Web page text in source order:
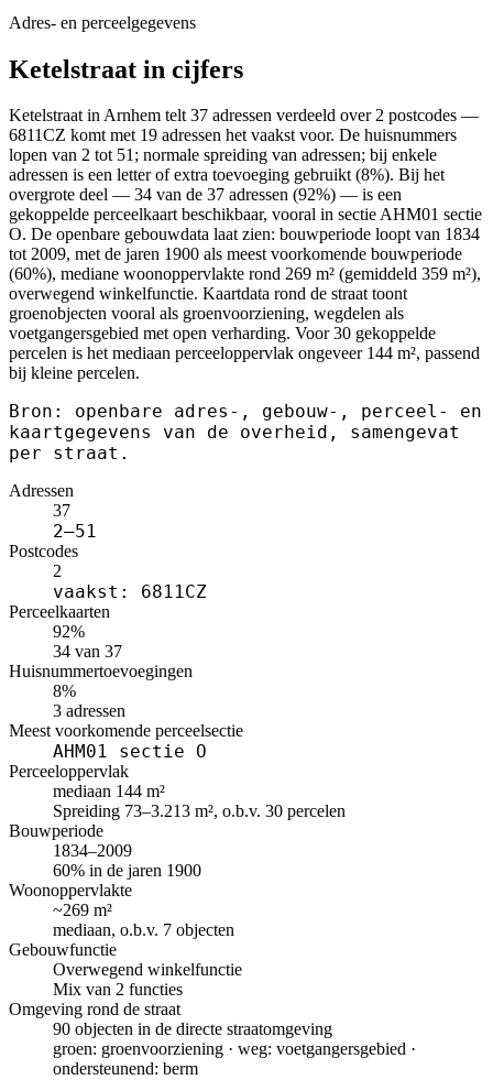
Adres- en perceelgegevens
Ketelstraat in cijfers
Ketelstraat in Arnhem telt 37 adressen verdeeld over 2 postcodes —
6811CZ komt met 19 adressen het vaakst voor. De huisnummers
lopen van 2 tot 51; normale spreiding van adressen; bij enkele
adressen is een letter of extra toevoeging gebruikt (8%). Bij het
overgrote deel — 34 van de 37 adressen (92%) — is een
gekoppelde perceelkaart beschikbaar, vooral in sectie AHM01 sectie
O. De openbare gebouwdata laat zien: bouwperiode loopt van 1834
tot 2009, met de jaren 1900 als meest voorkomende bouwperiode
(60%), mediane woonoppervlakte rond 269 m² (gemiddeld 359 m²),
overwegend winkelfunctie. Kaartdata rond de straat toont
groenobjecten vooral als groenvoorziening, wegdelen als
voetgangersgebied met open verharding. Voor 30 gekoppelde
percelen is het mediaan perceeloppervlak ongeveer 144 m², passend
bij kleine percelen.
Bron: openbare adres-, gebouw-, perceel- en
kaartgegevens van de overheid, samengevat
per straat.
Adressen
37
2–51
Postcodes
2
vaakst: 6811CZ
Perceelkaarten
92%
34 van 37
Huisnummertoevoegingen
8%
3 adressen
Meest voorkomende perceelsectie
AHM01 sectie O
Perceeloppervlak
mediaan 144 m²
Spreiding 73–3.213 m², o.b.v. 30 percelen
Bouwperiode
1834–2009
60% in de jaren 1900
Woonoppervlakte
~269 m²
mediaan, o.b.v. 7 objecten
Gebouwfunctie
Overwegend winkelfunctie
Mix van 2 functies
Omgeving rond de straat
90 objecten in de directe straatomgeving
groen: groenvoorziening · weg: voetgangersgebied ·
ondersteunend: berm